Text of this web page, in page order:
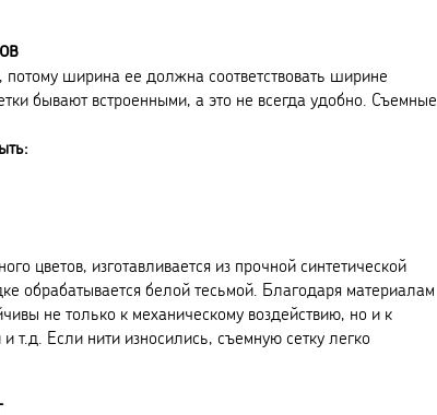
ширина ее должна соответствовать ширине
бывают встроенными, а это не всегда удобно. Съемные
цветов, изготавливается из прочной синтетической
обрабатывается белой тесьмой. Благодаря материалам
не только к механическому воздействию, но и к
т.д. Если нити износились, съемную сетку легко